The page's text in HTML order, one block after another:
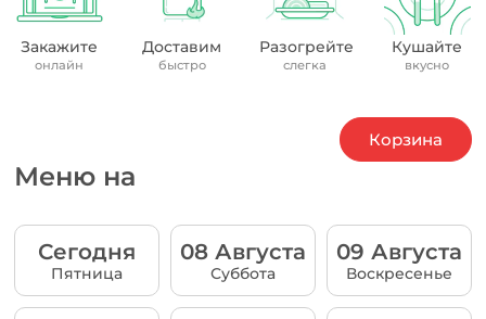
Закажите
онлайн
Доставим
быстро
Разогрейте
слегка
Кушайте
вкусно
Меню на
Сегодня
Пятница
08 Августа
Суббота
09 Августа
Воскресенье
Корзина